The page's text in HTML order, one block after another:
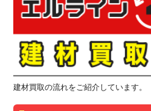
建材買取の流れをご紹介しています。